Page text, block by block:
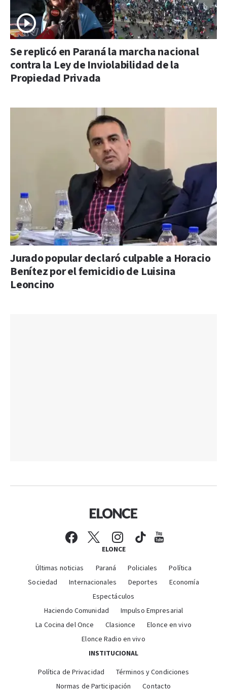
Se replicó en Paraná la marcha nacional
contra la Ley de Inviolabilidad de la
Propiedad Privada
Jurado popular declaró culpable a Horacio
Benítez por el femicidio de Luisina
Leoncino
ELONCE
Últimas noticias Paraná Policiales
Política
Sociedad
Internacionales Deportes
Economía
Espectáculos
Haciendo Comunidad
Impulso Empresarial
La Cocina del Once
Clasionce
Elonce en vivo
Elonce Radio en vivo
INSTITUCIONAL
Política de Privacidad
Términos y Condiciones
Normas de Participación
Contacto